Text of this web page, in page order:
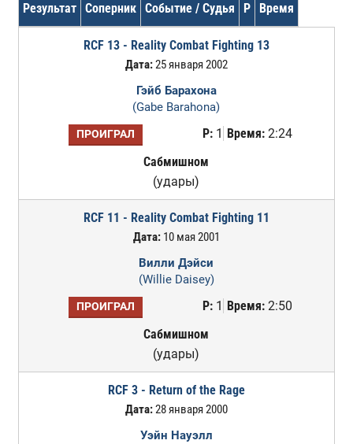
Результат Соперник Событие / Судья Р Время
RCF 13 - Reality Combat Fighting 13
Дата:25 января 2002
Гэйб Барахона
(Gabe Barahona)
ПРОИГРАЛ Р:1 Время:2:24
Сабмишном
(удары)
RCF 11 - Reality Combat Fighting 11
Дата:10 мая 2001
Вилли Дэйси
(Willie Daisey)
ПРОИГРАЛ Р:1 Время:2:50
Сабмишном
(удары)
RCF 3 - Return of the Rage
Дата:28 января 2000
Уэйн Науэлл